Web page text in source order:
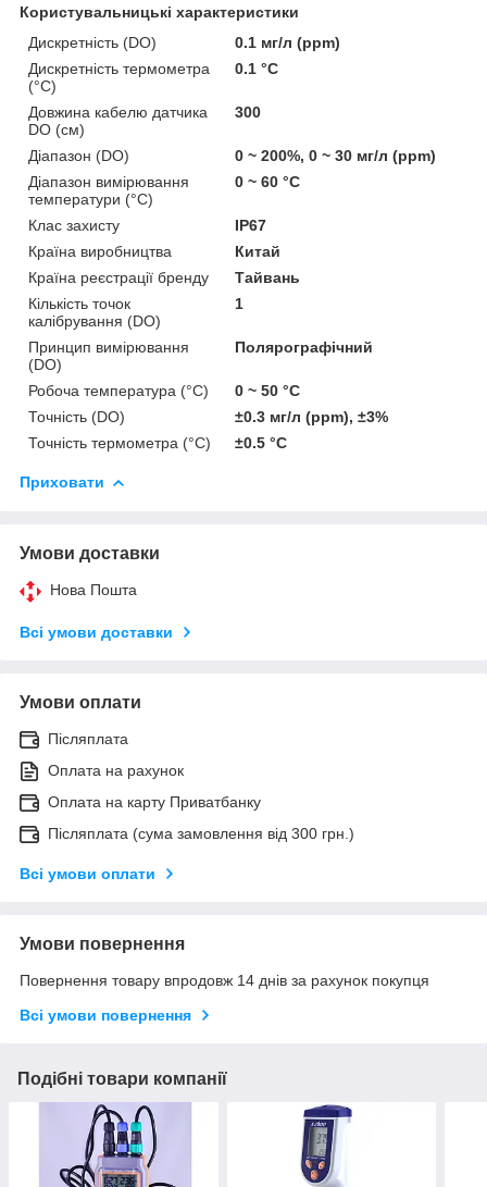
Користувальницькі характеристики
Дискретність (DO)
0.1 мг/л (ppm)
Дискретність термометра
(°C)
0.1 °C
Довжина кабелю датчика
DO (см)
300
Діапазон (DO)
0 ~ 200%, 0 ~ 30 мг/л (ppm)
Діапазон вимірювання
температури (°C)
0 ~ 60 °C
Клас захисту
IP67
Країна виробництва
Китай
Країна реєстрації бренду
Тайвань
Кількість точок
калібрування (DO)
1
Принцип вимірювання
(DO)
Полярографічний
Робоча температура (°C)
0 ~ 50 °C
Точність (DO)
±0.3 мг/л (ppm), ±3%
Точність термометра (°C)
±0.5 °C
Приховати
Умови доставки
Нова Пошта
Всі умови доставки
Умови оплати
Післяплата
Оплата на рахунок
Оплата на карту Приватбанку
Післяплата (сума замовлення від 300 грн.)
Всі умови оплати
Умови повернення
Повернення товару впродовж 14 днів за рахунок покупця
Всі умови повернення
Подібні товари компанії